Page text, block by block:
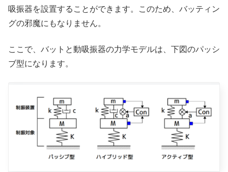
吸振器を設置することができます。このため、バッティン
グの邪魔にもなりません。
ここで、バットと動吸振器の力学モデルは、下図のパッシ
ブ型になります。